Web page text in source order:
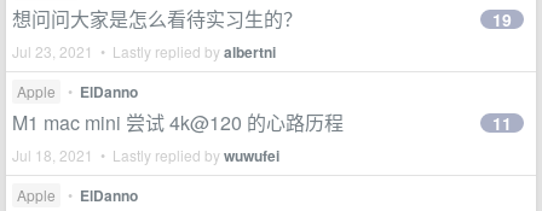
想问问大家是怎么看待实习生的？
Jul 23, 2021 • Lastly replied byalbertni
19
Apple • ElDanno
M1 mac mini 尝试 4k@120 的心路历程
Jul 18, 2021 • Lastly replied bywuwufei
11
Apple • ElDanno